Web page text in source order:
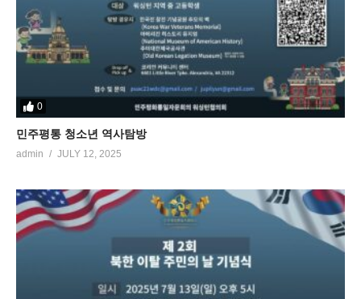
0
민주평통 청소년 역사탐방
admin JULY 12, 2025